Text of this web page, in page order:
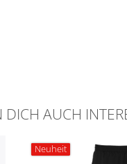
AUCH
Neuheit